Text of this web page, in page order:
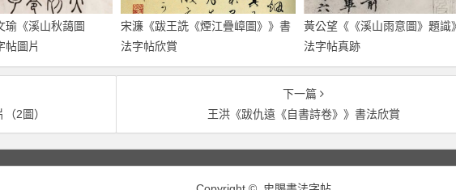
瑜《溪山秋藹圖
帖圖片
宋濂《跋王詵《煙江疊嶂圖》》書
法字帖欣賞
黃公望《《溪山雨意圖》題識
法字帖真跡
2圖）
下一篇
王洪《跋仇遠《自書詩卷》》書法欣賞